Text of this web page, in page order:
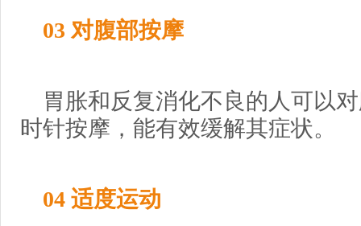
03 对腹部按摩
胃胀和反复消化不良的人可以
时针按摩，能有效缓解其症状。
04 适度运动